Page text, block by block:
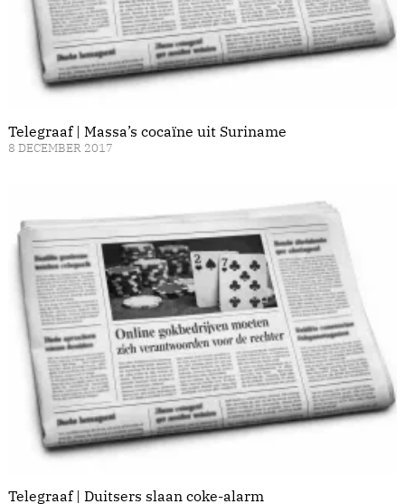
Telegraaf | Massa’s cocaïne uit Suriname
8 DECEMBER 2017
Telegraaf | Duitsers slaan coke-alarm